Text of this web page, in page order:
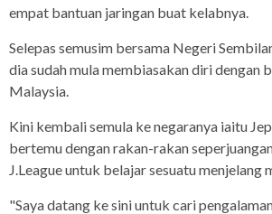
empat bantuan jaringan buat kelabnya.
Selepas semusim bersama Negeri
dia sudah mula membiasakan diri dengan
Malaysia.
Kini kembali semula ke negaranya iaitu
bertemu dengan rakan-rakan
J.League untuk belajar sesuatu menjelang
"Saya datang ke sini untuk cari